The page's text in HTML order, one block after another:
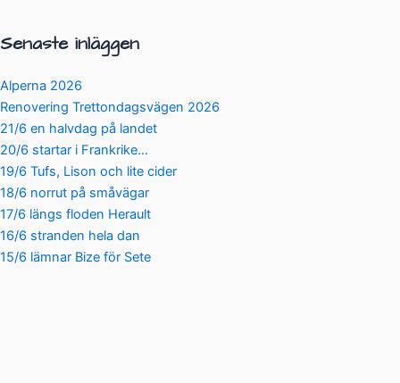
Senaste inläggen
Alperna 2026
Renovering Trettondagsvägen 2026
21/6 en halvdag på landet
20/6 startar i Frankrike…
19/6 Tufs, Lison och lite cider
18/6 norrut på småvägar
17/6 längs floden Herault
16/6 stranden hela dan
15/6 lämnar Bize för Sete